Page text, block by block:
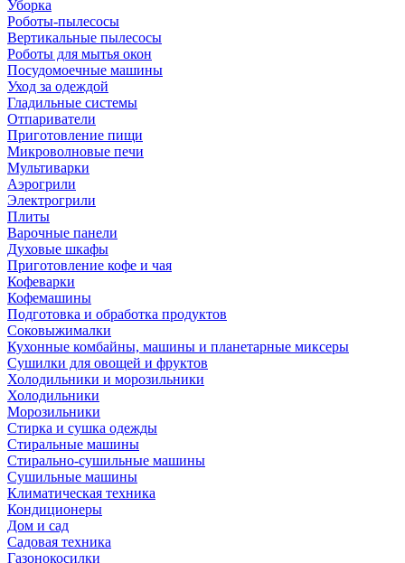
Уборка
Роботы-пылесосы
Вертикальные пылесосы
Роботы для мытья окон
Посудомоечные машины
Уход за одеждой
Гладильные системы
Отпариватели
Приготовление пищи
Микроволновые печи
Мультиварки
Аэрогрили
Электрогрили
Плиты
Варочные панели
Духовые шкафы
Приготовление кофе и чая
Кофеварки
Кофемашины
Подготовка и обработка продуктов
Соковыжималки
Кухонные комбайны, машины и планетарные миксеры
Сушилки для овощей и фруктов
Холодильники и морозильники
Холодильники
Морозильники
Стирка и сушка одежды
Стиральные машины
Стирально-сушильные машины
Сушильные машины
Климатическая техника
Кондиционеры
Дом и сад
Садовая техника
Газонокосилки